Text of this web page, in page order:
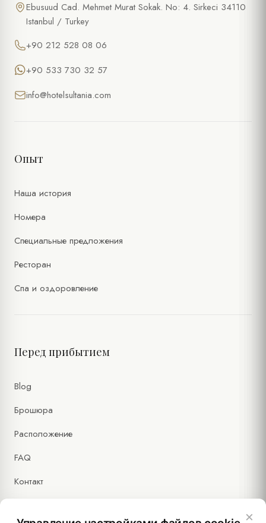
Ebusuud Cad. Mehmet Murat Sokak. No: 4. Sirkeci 34110
Istanbul / Turkey
+90 212 528 08 06
+90 533 730 32 57
info@hotelsultania.com
Опыт
Наша история
Номера
Специальные предложения
Ресторан
Спа и оздоровление
Перед прибытием
Blog
Брошюра
Расположение
FAQ
Контакт
×